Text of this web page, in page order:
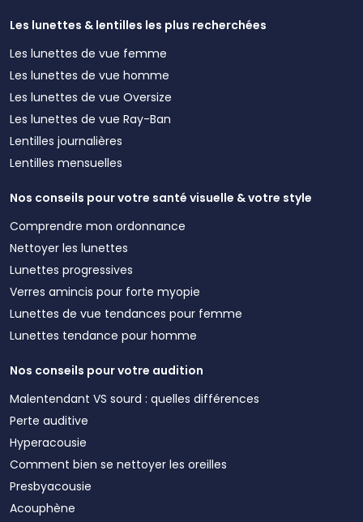
Les lunettes & lentilles les plus recherchées
Les lunettes de vue femme
Les lunettes de vue homme
Les lunettes de vue Oversize
Les lunettes de vue Ray-Ban
Lentilles journalières
Lentilles mensuelles
Nos conseils pour votre santé visuelle & votre style
Comprendre mon ordonnance
Nettoyer les lunettes
Lunettes progressives
Verres amincis pour forte myopie
Lunettes de vue tendances pour femme
Lunettes tendance pour homme
Nos conseils pour votre audition
Malentendant VS sourd : quelles différences
Perte auditive
Hyperacousie
Comment bien se nettoyer les oreilles
Presbyacousie
Acouphène